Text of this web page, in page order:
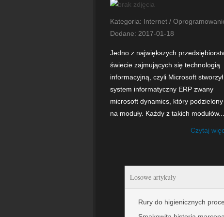
Kategoria: Internet /
Dodane: 2017-01-18
Jedno z największych
świecie zajmujących się technologią
informacyjną, czyli Microsoft stworzył
system informatyczny ERP zwany
microsoft dynamics, który
na moduły. Każdy z takich modułów...
Czytaj
Losowe artykuły
Rury do higienicznych